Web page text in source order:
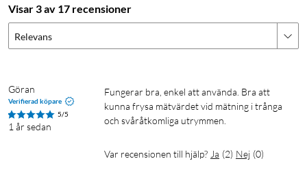
Visar 3 av 17 recensioner
Relevans
Göran
Verifierad köpare
5/5
1 år sedan
Fungerar bra, enkel att använda. Bra att
kunna frysa mätvärdet vid mätning i trånga
och svåråtkomliga utrymmen.
Var recensionen till hjälp? Ja (2) Nej (0)